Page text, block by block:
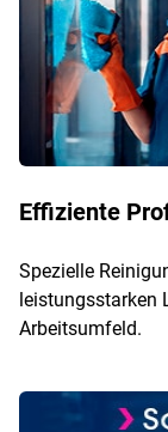
Effiziente
Spezielle
leistungsstarken
Arbeitsumfeld.